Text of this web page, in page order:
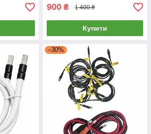
900 ₴ 1 400 ₴
Купити
–30%